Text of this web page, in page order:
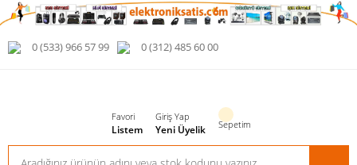
0 (533) 966 57 99 0 (312) 485 60 00
Favori
Listem
Giriş Yap
Yeni Üyelik Sepetim